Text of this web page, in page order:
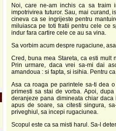
Noi, care ne-am inchis ca sa
impotrivirea tuturor. Sau, mai curand,
cineva ca se ingrijeste pentru
miluiasca pe toti fratii pentru cele ce
indur fara cartire cele ce au sa vina.
Sa vorbim acum despre rugaciune,
Cred, buna mea Stareta, ca esti mult
Prin urmare, daca vrei sa-mi dai
amandoua : si fapta, si isihia. Pentru
Asa ca roaga pe parintele sa-ti dea
primesti sa stai de vorba. Apoi,
deranjeze pana dimineata chiar
apus de soare, sa citesti singura,
priveghiul, sa incepi rugaciunea.
Scopul este ca sa misti harul. Sa-l